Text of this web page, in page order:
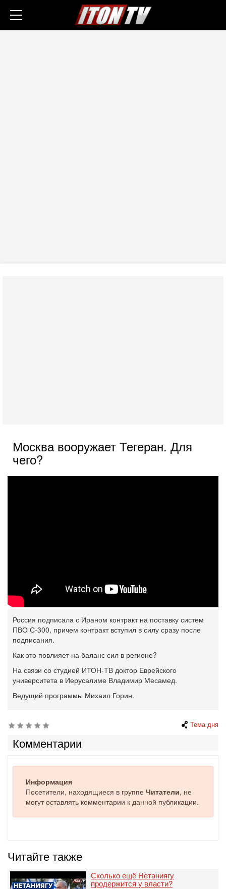
Москва вооружает Тегеран. Для
чего?
Россия подписала с Ираном контракт на поставку систем
ПВО С-300, причем контракт вступил в силу сразу после
подписания.
Как это повлияет на баланс сил в регионе?
На связи со студией ИТОН-ТВ доктор Еврейского
университета в Иерусалиме Владимир Месамед.
Ведущий программы Михаил Горин.
Тема дня
Комментарии
Информация
Посетители, находящиеся в группе Читатели, не
могут оставлять комментарии к данной публикации.
Читайте также
Сколько ещё Нетаниягу
продержится у власти?